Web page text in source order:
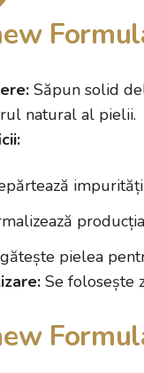
Săpun solid
natural al pielii.
pielea
Se folosește